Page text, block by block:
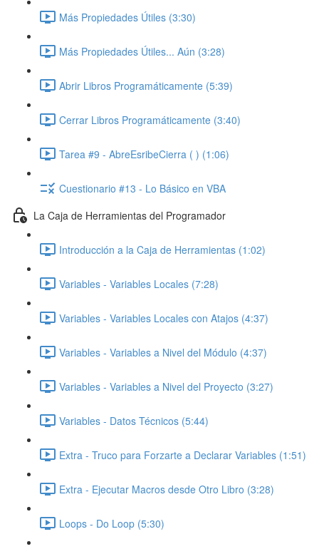
Más Propiedades Útiles (3:30)
Más Propiedades Útiles... Aún (3:28)
Abrir Libros Programáticamente (5:39)
Cerrar Libros Programáticamente (3:40)
Tarea #9 - AbreEsribeCierra ( ) (1:06)
Cuestionario #13 - Lo Básico en VBA
La Caja de Herramientas del Programador
Introducción a la Caja de Herramientas (1:02)
Variables - Variables Locales (7:28)
Variables - Variables Locales con Atajos (4:37)
Variables - Variables a Nivel del Módulo (4:37)
Variables - Variables a Nivel del Proyecto (3:27)
Variables - Datos Técnicos (5:44)
Extra - Truco para Forzarte a Declarar Variables (1:51)
Extra - Ejecutar Macros desde Otro Libro (3:28)
Loops - Do Loop (5:30)